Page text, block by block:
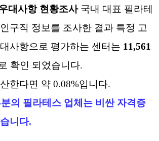
대사항 현황조사 국내 대표 필라테
구직 정보를 조사한 결과 특정 고
사항으로 평가하는 센터는 11,561
확인 되었습니다.
한다면 약 0.08%입니다.
의 필라테스 업체는 비싼 자격증
니다.